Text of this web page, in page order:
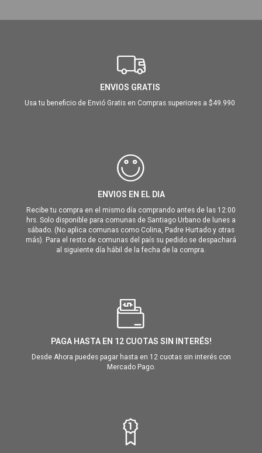
ENVIOS GRATIS
Usa tu beneficio de Envió Gratis en Compras superiores a $49.990
ENVIOS EN EL DIA
Recibe tu compra en el mismo día comprando antes de las 12:00
hrs. Solo disponible para comunas de Santiago Urbano de lunes a
sábado. (No aplica comunas como Colina, Padre Hurtado y otras
más). Para el resto de comunas del país su pedido se despachará
al siguiente día hábil de la fecha de la compra.
PAGA HASTA EN 12 CUOTAS SIN INTERÉS!
Desde Ahora puedes pagar hasta en 12 cuotas sin interés con
Mercado Pago.